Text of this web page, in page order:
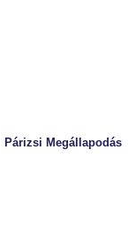
Párizsi Megállapodás